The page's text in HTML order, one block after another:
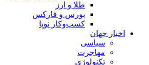
طلا و ارز
بورس و فارکس
کسب‌وکار نوپا
اخبار جهان
سیاسی
مهاجرت
تکنولوژی